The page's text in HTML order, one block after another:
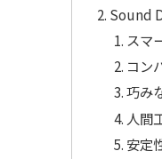
Sound
スマ
コン
巧み
人間
安定